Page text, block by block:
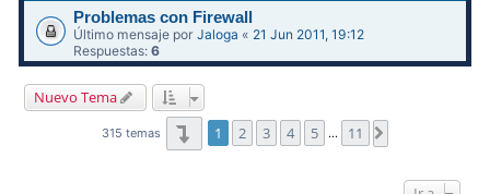
Problemas con Firewall
Último mensaje porJaloga « 21 Jun 2011, 19:12
Respuestas:6
Nuevo Tema
315 temas Página1 de 11
1 2 3 4 5 … 11